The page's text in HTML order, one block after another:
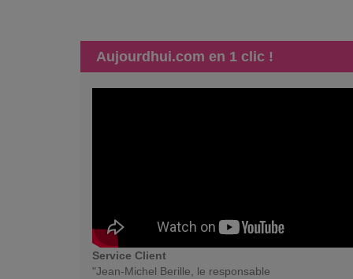
Aujourdhui.com en 1 clic !
Service Client
"Jean-Michel Berille, le responsable